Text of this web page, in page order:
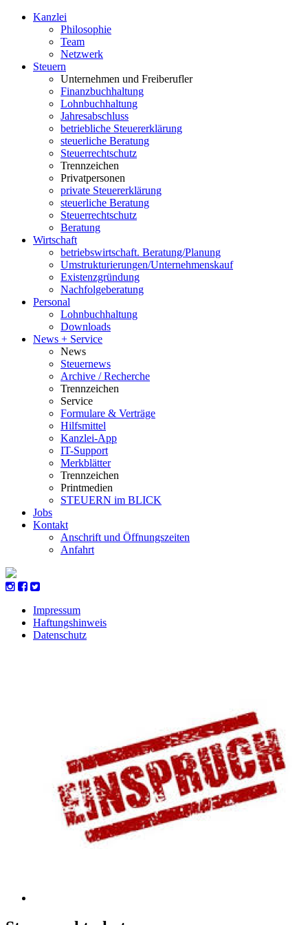
Kanzlei
Philosophie
Team
Netzwerk
Steuern
Unternehmen und Freiberufler
Finanzbuchhaltung
Lohnbuchhaltung
Jahresabschluss
betriebliche Steuererklärung
steuerliche Beratung
Steuerrechtschutz
Trennzeichen
Privatpersonen
private Steuererklärung
steuerliche Beratung
Steuerrechtschutz
Beratung
Wirtschaft
betriebswirtschaft. Beratung/Planung
Umstrukturierungen/Unternehmenskauf
Existenzgründung
Nachfolgeberatung
Personal
Lohnbuchhaltung
Downloads
News + Service
News
Steuernews
Archive / Recherche
Trennzeichen
Service
Formulare & Verträge
Hilfsmittel
Kanzlei-App
IT-Support
Merkblätter
Trennzeichen
Printmedien
STEUERN im BLICK
Jobs
Kontakt
Anschrift und Öffnungszeiten
Anfahrt
Impressum
Haftungshinweis
Datenschutz